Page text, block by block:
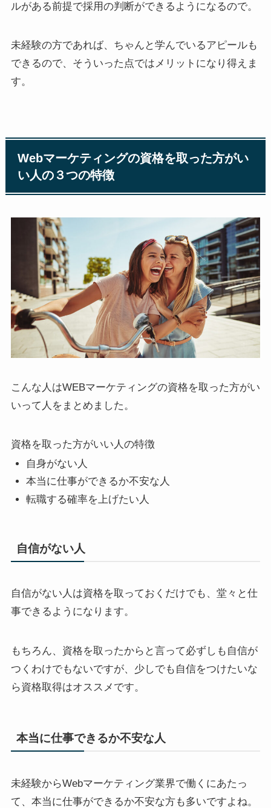
ルがある前提で採用の判断ができるようになるので。
未経験の方であれば、ちゃんと学んでいるアピールも
できるので、そういった点ではメリットになり得えま
す。
Webマーケティングの資格を取った方がい
い人の３つの特徴
こんな人はWEBマーケティングの資格を取った方がい
いって人をまとめました。
資格を取った方がいい人の特徴
自身がない人
本当に仕事ができるか不安な人
転職する確率を上げたい人
自信がない人
自信がない人は資格を取っておくだけでも、堂々と仕
事できるようになります。
もちろん、資格を取ったからと言って必ずしも自信が
つくわけでもないですが、少しでも自信をつけたいな
ら資格取得はオススメです。
本当に仕事できるか不安な人
未経験からWebマーケティング業界で働くにあたっ
て、本当に仕事ができるか不安な方も多いですよね。